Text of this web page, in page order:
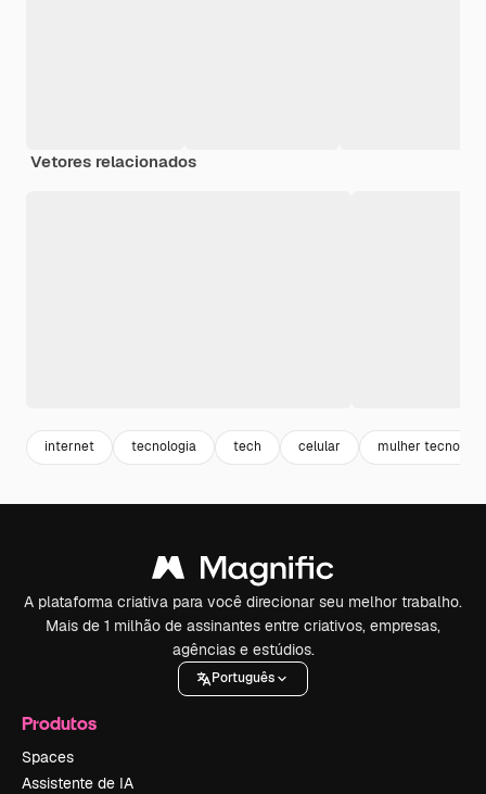
Vetores relacionados
internet tecnologia tech celular mulher
A plataforma criativa para você direcionar seu melhor trabalho.
Mais de 1 milhão de assinantes entre criativos, empresas,
agências e estúdios.
Português
Produtos
Spaces
Assistente de IA